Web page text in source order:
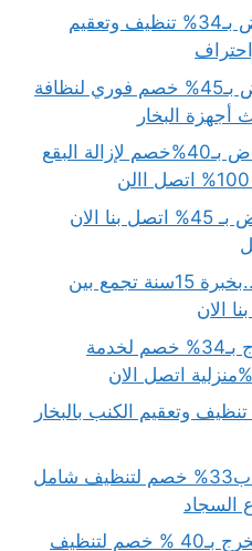
شركة تنظيف مكاتب بالرياض بـ34% تنظيف وتعقيم
شركة تنظيف بالبخار بالرياض بـ45% خصم فوري لنظافة
أجهزة البخار
شركة تنظيف الجدران بالرياض بـ40%خصم لإزالة البقع
شركة تنظيف شبابيك بالرياض بـ 45% اتصل بنا الان
شركة ترميم منازل بالرياض..بخبرة 15سنة تجمع بين
شركة تنظيف خزانات بالخرج بـ34% خصم لخدمة
وتعقيم الكنب بالبخار
شركة تنظيف سجاد بالخرج ب33% خصم لتنظيف شامل
شركة تنظيف مفروشات بالخرج بـ40 % خصم لتنظيف